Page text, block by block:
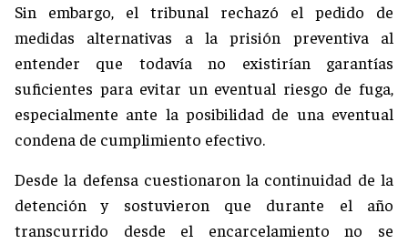
Sin embargo, el tribunal rechazó el pedido de
medidas alternativas a la prisión preventiva al
entender que todavía no existirían garantías
suficientes para evitar un eventual riesgo de fuga,
especialmente ante la posibilidad de una eventual
condena de cumplimiento efectivo.
Desde la defensa cuestionaron la continuidad de la
detención y sostuvieron que durante el año
transcurrido desde el encarcelamiento no se